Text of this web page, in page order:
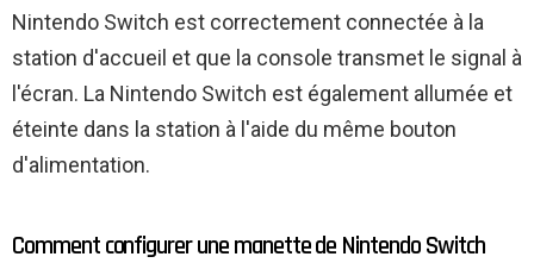
Nintendo Switch est correctement connectée à la
station d'accueil et que la console transmet le signal à
l'écran. La Nintendo Switch est également allumée et
éteinte dans la station à l'aide du même bouton
d'alimentation.
Comment configurer une manette de Nintendo Switch